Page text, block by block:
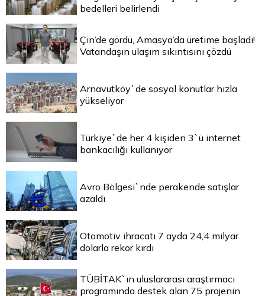
bedelleri belirlendi
Çin’de gördü, Amasya’da üretime başladı!
Vatandaşın ulaşım sıkıntısını çözdü
Arnavutköy`de sosyal konutlar hızla
yükseliyor
Türkiye`de her 4 kişiden 3`ü internet
bankacılığı kullanıyor
Avro Bölgesi`nde perakende satışlar
azaldı
Otomotiv ihracatı 7 ayda 24,4 milyar
dolarla rekor kırdı
TÜBİTAK`ın uluslararası araştırmacı
programında destek alan 75 projenin